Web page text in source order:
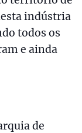
indústria
todos os
e ainda
de